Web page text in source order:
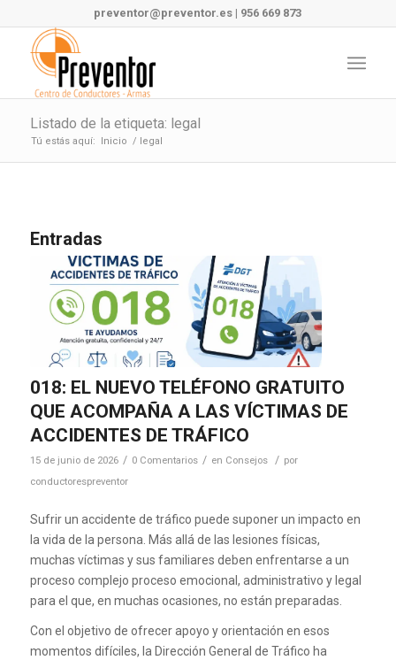
preventor@preventor.es | 956 669 873
Listado de la etiqueta: legal
Tú estás aquí: Inicio / legal
Entradas
018: EL NUEVO TELÉFONO GRATUITO
QUE ACOMPAÑA A LAS VÍCTIMAS DE
ACCIDENTES DE TRÁFICO
15 de junio de 2026 / 0 Comentarios / en Consejos / por
conductorespreventor
Sufrir un accidente de tráfico puede suponer un impacto en
la vida de la persona. Más allá de las lesiones físicas,
muchas víctimas y sus familiares deben enfrentarse a un
proceso complejo proceso emocional, administrativo y legal
para el que, en muchas ocasiones, no están preparadas.
Con el objetivo de ofrecer apoyo y orientación en esos
momentos difíciles, la Dirección General de Tráfico ha